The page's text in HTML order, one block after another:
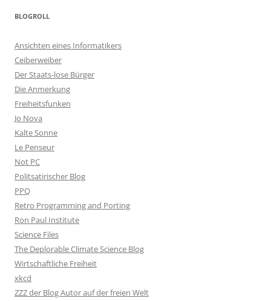
BLOGROLL
Ansichten eines Informatikers
Ceiberweiber
Der Staats-lose Bürger
Die Anmerkung
Freiheitsfunken
Jo Nova
Kalte Sonne
Le Penseur
Not PC
Politsatirischer Blog
PPQ
Retro Programming and Porting
Ron Paul Institute
Science Files
The Deplorable Climate Science Blog
Wirtschaftliche Freiheit
xkcd
ZZZ der Blog Autor auf der freien Welt